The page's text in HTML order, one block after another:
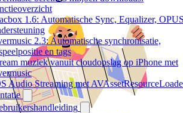
1.6: Automatische Sync, Equalizer,
2.3: Automatische synchronisatie,
en tags
muziek vanuit cloudopslag op iPhone met
Audio Streaming met